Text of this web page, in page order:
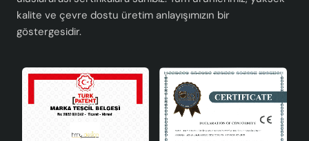
kalite ve çevre dostu üretim anlayışımızın bir
göstergesidir.